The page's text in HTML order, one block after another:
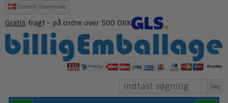
Danish (Denmark)
Gratis fragt - på ordre over 500 DKK
Søg